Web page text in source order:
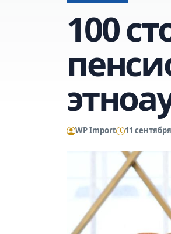
100
WP Import 11